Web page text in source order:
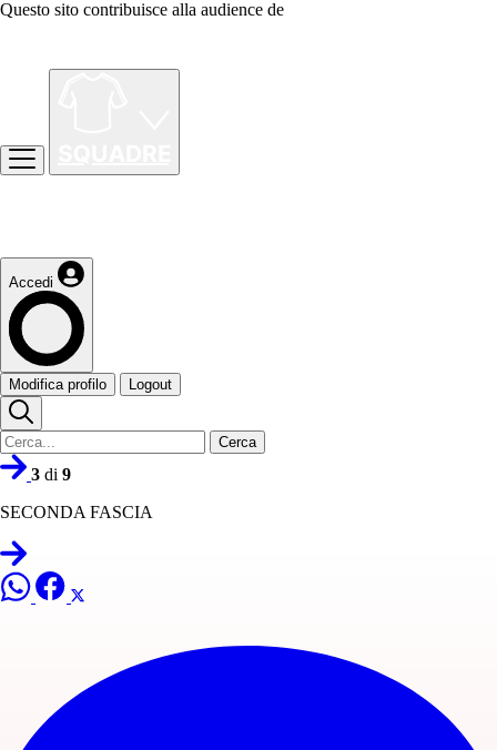
Questo sito contribuisce alla audience de
Accedi
Modifica profilo Logout
Cerca
3 di 9
SECONDA FASCIA